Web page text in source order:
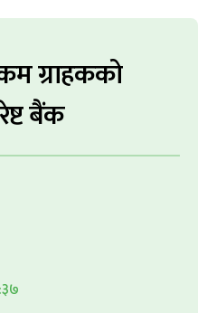
ग्राहकको
बैंक